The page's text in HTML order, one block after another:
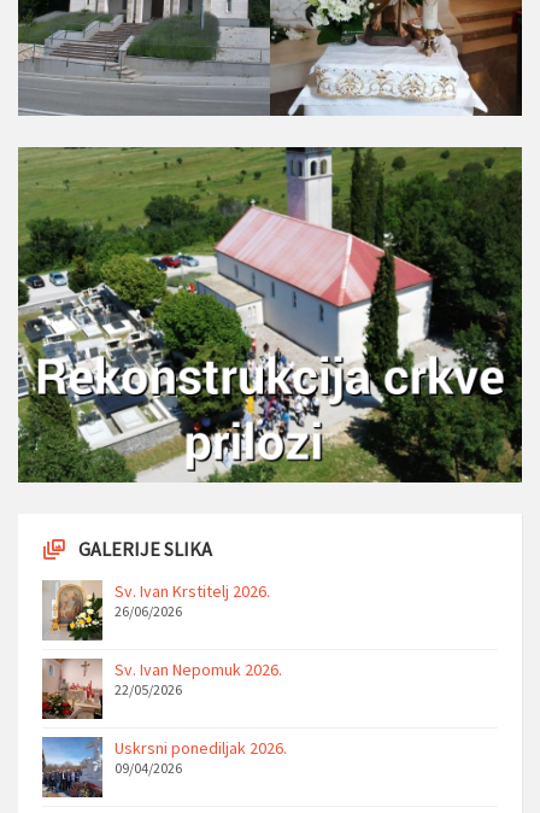
GALERIJE SLIKA
Sv. Ivan Krstitelj 2026.
26/06/2026
Sv. Ivan Nepomuk 2026.
22/05/2026
Uskrsni ponediljak 2026.
09/04/2026